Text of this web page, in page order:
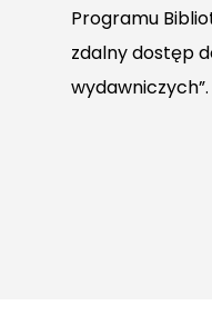
Programu
zdalny dostęp
wydawniczych”.